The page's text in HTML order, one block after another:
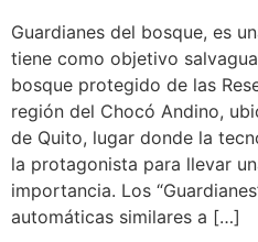
Guardianes del bosque, es
tiene como objetivo
bosque protegido de las
región del Chocó Andino,
de Quito, lugar donde la
la protagonista para llevar
importancia. Los
automáticas similares a […]